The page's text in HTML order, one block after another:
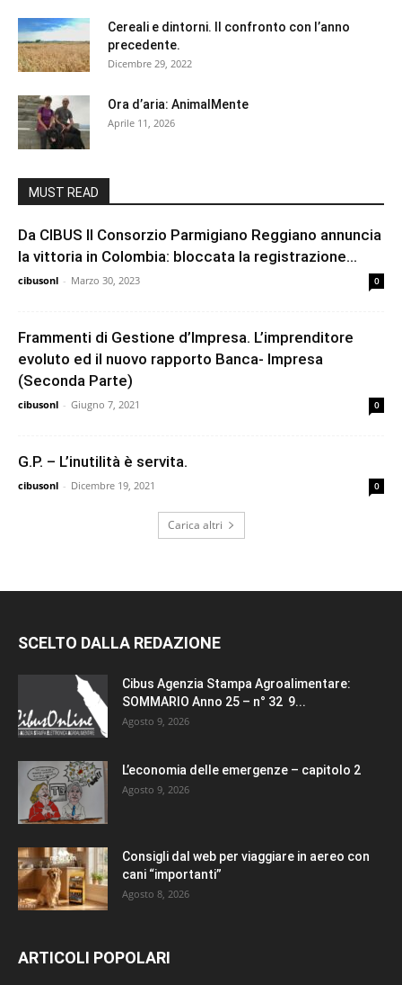
Cereali e dintorni. Il confronto con l’anno
precedente.
Dicembre 29, 2022
Ora d’aria: AnimalMente
Aprile 11, 2026
MUST READ
Da CIBUS Il Consorzio Parmigiano Reggiano annuncia
la vittoria in Colombia: bloccata la registrazione...
cibusonl - Marzo 30, 2023 0
Frammenti di Gestione d’Impresa. L’imprenditore
evoluto ed il nuovo rapporto Banca- Impresa
(Seconda Parte)
cibusonl - Giugno 7, 2021 0
G.P. – L’inutilità è servita.
cibusonl - Dicembre 19, 2021 0
Carica altri
SCELTO DALLA REDAZIONE
Cibus Agenzia Stampa Agroalimentare:
SOMMARIO Anno 25 – n° 32 9...
Agosto 9, 2026
L’economia delle emergenze – capitolo 2
Agosto 9, 2026
Consigli dal web per viaggiare in aereo con
cani “importanti”
Agosto 8, 2026
ARTICOLI POPOLARI